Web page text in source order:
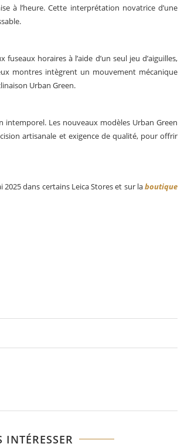
à l’heure. Cette interprétation novatrice d’une
horaires à l’aide d’un seul jeu d’aiguilles,
montres intègrent un mouvement mécanique
Urban Green.
intemporel. Les nouveaux modèles Urban Green
artisanale et exigence de qualité, pour offrir
2025 dans certains Leica Stores et sur laboutique